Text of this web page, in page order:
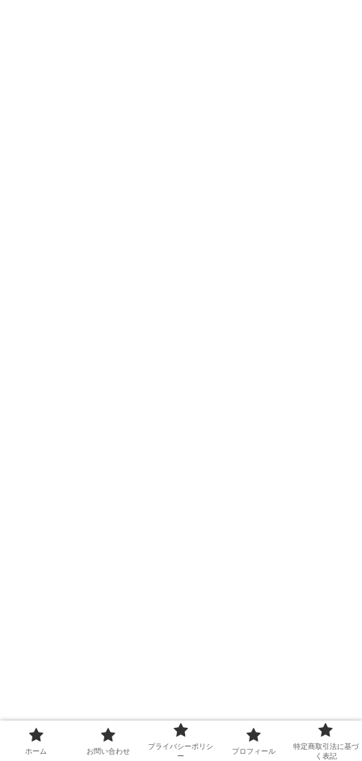
ホーム お問い合わせ
プライバシーポリシ
ー
プロフィール
特定商取引法に基づ
く表記